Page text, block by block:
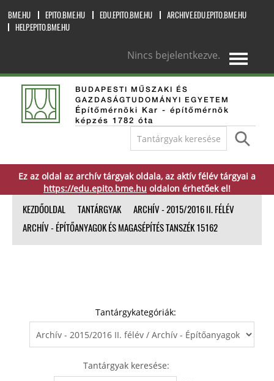
BME.HU EPITO.BME.HU EDU.EPITO.BME.HU
ARCHIVE.EDU.EPITO.BME.HU
HELP.EPITO.BME.HU
Nincs bejelentkezve.
BUDAPESTI MŰSZAKI ÉS
GAZDASÁGTUDOMÁNYI EGYETEM
Építőmérnöki Kar - építőmérnök
képzés 1782 óta
Ez az oldal az archív tárgyak oldala, az aktív félév tárgyai a
https://edu.epito.bme.hu oldalon érhetőek el!
KEZDŐOLDAL TANTÁRGYAK
ARCHÍV - 2015/2016 II. FÉLÉV
ARCHÍV - ÉPÍTŐANYAGOK ÉS MAGASÉPÍTÉS TANSZÉK 15162
Tantárgykategóriák:
Tantárgyak keresése: